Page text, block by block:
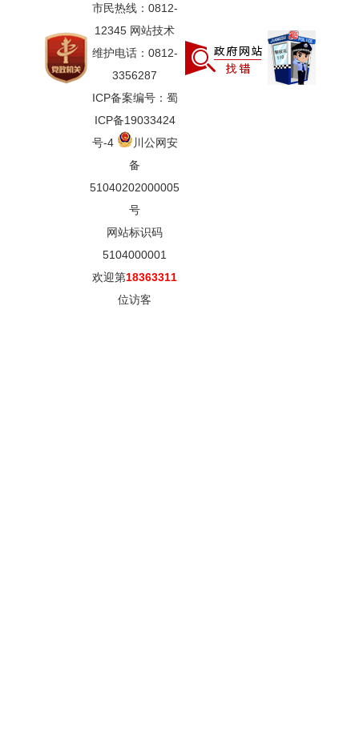
市民热线：0812-
12345 网站技术
维护电话：0812-
3356287
ICP备案编号：蜀
ICP备19033424
号-4
川公网安
备
51040202000005
号
网站标识码
5104000001
欢迎第18363311
位访客